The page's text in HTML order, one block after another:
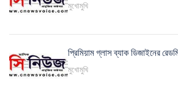
মুখোমুখি
প্রিমিয়াম গ্লাস ব্যাক ডিজাইনের
মুখোমুখি